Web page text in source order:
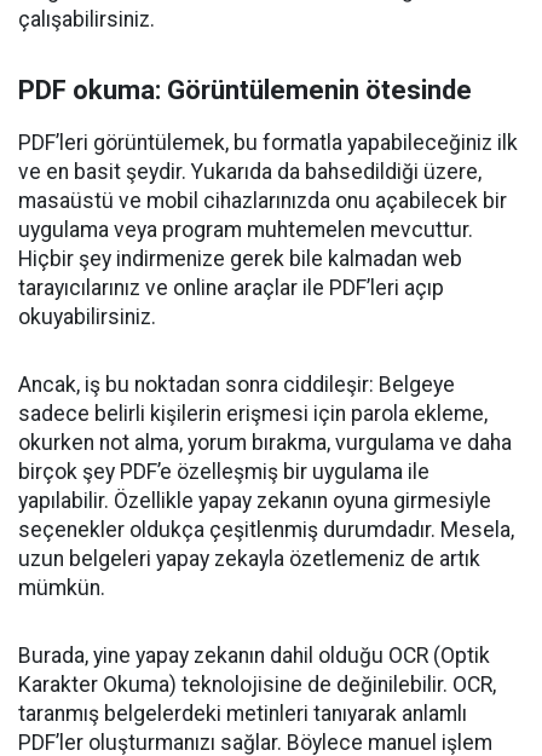
çalışabilirsiniz.
PDF okuma: Görüntülemenin ötesinde
PDF’leri görüntülemek, bu formatla yapabileceğiniz ilk
ve en basit şeydir. Yukarıda da bahsedildiği üzere,
masaüstü ve mobil cihazlarınızda onu açabilecek bir
uygulama veya program muhtemelen mevcuttur.
Hiçbir şey indirmenize gerek bile kalmadan web
tarayıcılarınız ve online araçlar ile PDF’leri açıp
okuyabilirsiniz.
Ancak, iş bu noktadan sonra ciddileşir: Belgeye
sadece belirli kişilerin erişmesi için parola ekleme,
okurken not alma, yorum bırakma, vurgulama ve daha
birçok şey PDF’e özelleşmiş bir uygulama ile
yapılabilir. Özellikle yapay zekanın oyuna girmesiyle
seçenekler oldukça çeşitlenmiş durumdadır. Mesela,
uzun belgeleri yapay zekayla özetlemeniz de artık
mümkün.
Burada, yine yapay zekanın dahil olduğu OCR (Optik
Karakter Okuma) teknolojisine de değinilebilir. OCR,
taranmış belgelerdeki metinleri tanıyarak anlamlı
PDF’ler oluşturmanızı sağlar. Böylece manuel işlem